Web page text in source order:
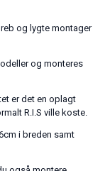
og lygte montager
og monteres
er det en oplagt
R.I.S ville koste.
i breden samt